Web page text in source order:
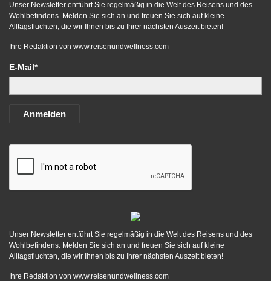
Unser Newsletter entführt Sie regelmäßig in die Welt des Reisens und des
Wohlbefindens. Melden Sie sich an und freuen Sie sich auf kleine
Alltagsfluchten, die wir Ihnen bis zu Ihrer nächsten Auszeit bieten!
Ihre Redaktion von www.reisenundwellness.com
E-Mail*
Anmelden
Unser Newsletter entführt Sie regelmäßig in die Welt des Reisens und des
Wohlbefindens. Melden Sie sich an und freuen Sie sich auf kleine
Alltagsfluchten, die wir Ihnen bis zu Ihrer nächsten Auszeit bieten!
Ihre Redaktion von www.reisenundwellness.com